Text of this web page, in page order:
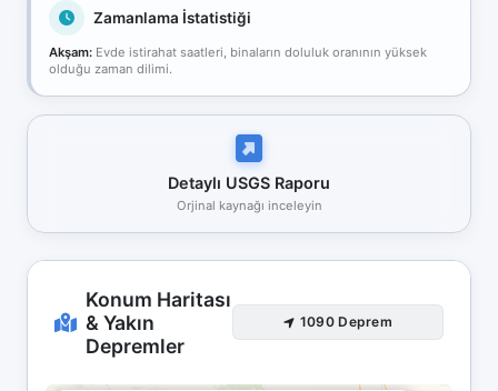
Zamanlama İstatistiği
Akşam: Evde istirahat saatleri, binaların doluluk oranının yüksek
olduğu zaman dilimi.
Detaylı USGS Raporu
Orjinal kaynağı inceleyin
Konum Haritası
& Yakın
Depremler
1090 Deprem